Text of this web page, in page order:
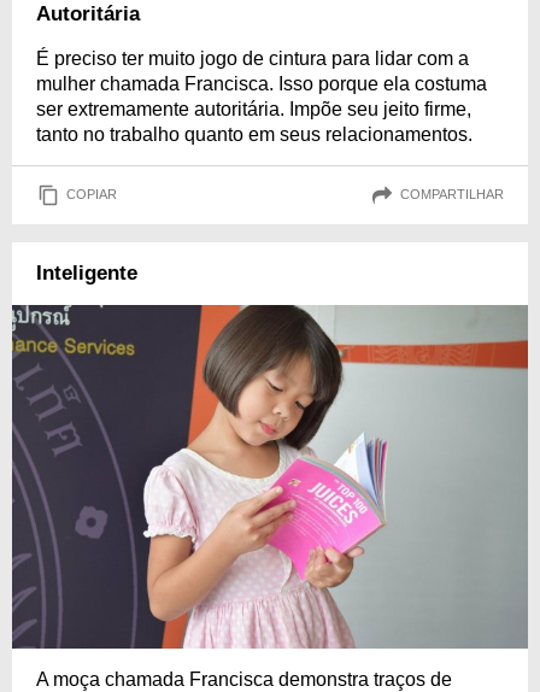
Autoritária
É preciso ter muito jogo de cintura para lidar com a
mulher chamada Francisca. Isso porque ela costuma
ser extremamente autoritária. Impõe seu jeito firme,
tanto no trabalho quanto em seus relacionamentos.
COPIAR COMPARTILHAR
Inteligente
A moça chamada Francisca demonstra traços de